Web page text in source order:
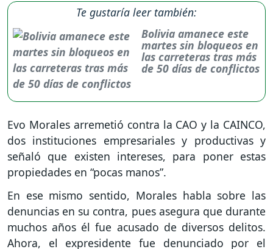
Te gustaría leer también:
Bolivia amanece este
martes sin bloqueos en
las carreteras tras más
de 50 días de conflictos
Evo Morales arremetió contra la CAO y la CAINCO,
dos instituciones empresariales y productivas y
señaló que existen intereses, para poner estas
propiedades en “pocas manos”.
En ese mismo sentido, Morales habla sobre las
denuncias en su contra, pues asegura que durante
muchos años él fue acusado de diversos delitos.
Ahora, el expresidente fue denunciado por el